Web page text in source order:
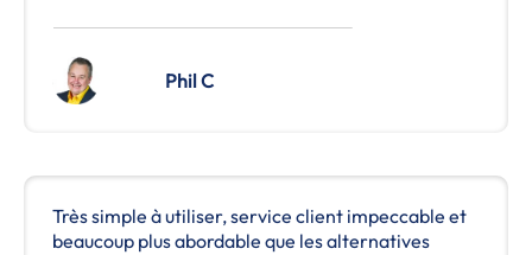
Phil C
Très simple à utiliser, service client impeccable et
beaucoup plus abordable que les alternatives